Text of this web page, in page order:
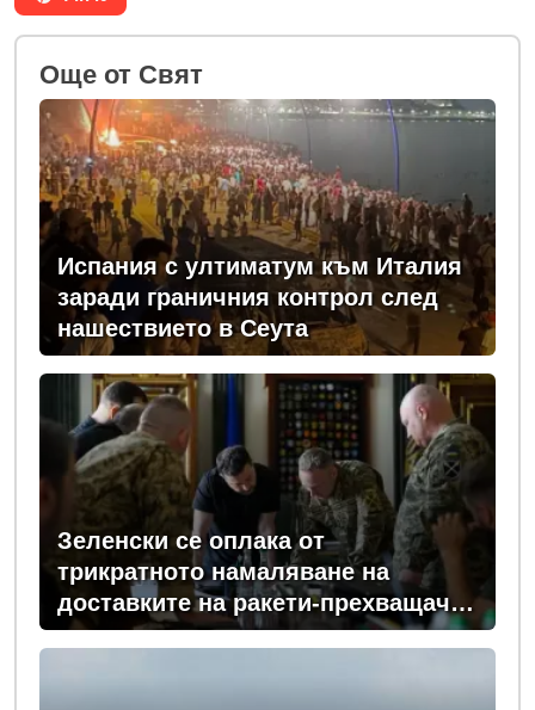
Oще от Свят
Испания с ултиматум към Италия
заради граничния контрол след
нашествието в Сеута
Зеленски се оплака от
трикратното намаляване на
доставките на ракети-прехващачи
от Запада за Киев